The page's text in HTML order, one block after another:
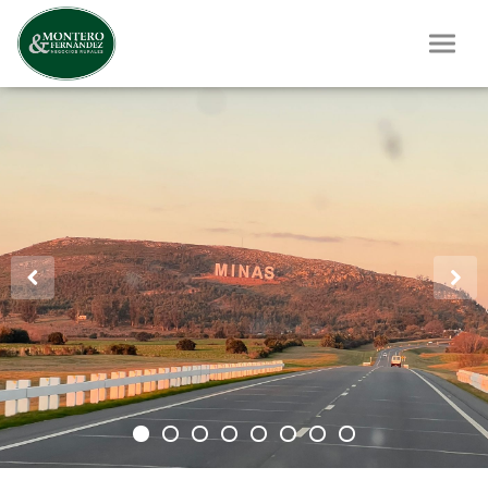
Previous Next